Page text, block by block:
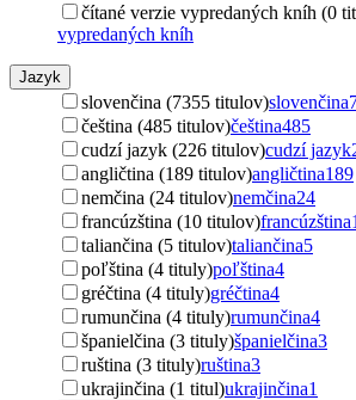
čítané verzie vypredaných kníh (0
vypredaných kníh
Jazyk
slovenčina (7355 titulov)slovenčina
čeština (485 titulov)čeština485
cudzí jazyk (226 titulov)cudzí jazyk
angličtina (189 titulov)angličtina189
nemčina (24 titulov)nemčina24
francúzština (10 titulov)francúzština
taliančina (5 titulov)taliančina5
poľština (4 tituly)poľština4
gréčtina (4 tituly)gréčtina4
rumunčina (4 tituly)rumunčina4
španielčina (3 tituly)španielčina3
ruština (3 tituly)ruština3
ukrajinčina (1 titul)ukrajinčina1